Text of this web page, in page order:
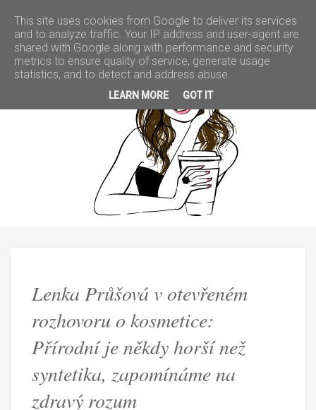
Lenka
Průšová
otevřeném
rozhovoru
kosmetice:
Přírodní
někdy
Lenka Průšová v otevřeném
rozhovoru o kosmetice:
Přírodní je někdy horší než
syntetika, zapomínáme na
zdravý rozum
This site uses cookies from Google to deliver its services
and to analyze traffic. Your IP address and user-agent are
shared with Google along with performance and security
metrics to ensure quality of service, generate usage
statistics, and to detect and address abuse.
LEARN MORE GOT IT